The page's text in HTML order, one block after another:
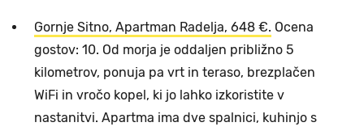
Gornje Sitno, Apartman Radelja, 648 €. Ocena
gostov: 10. Od morja je oddaljen približno 5
kilometrov, ponuja pa vrt in teraso, brezplačen
WiFi in vročo kopel, ki jo lahko izkoristite v
nastanitvi. Apartma ima dve spalnici, kuhinjo s